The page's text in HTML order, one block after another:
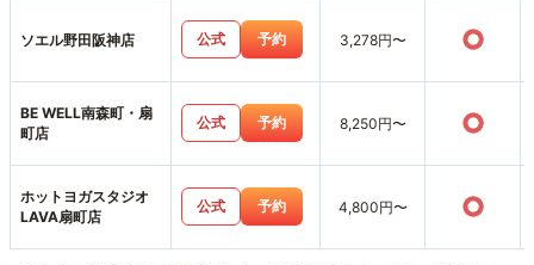
ソエル野田阪神店 公式 予約 3,278円〜 ○
BE WELL南森町・扇
町店
公式 予約 8,250円〜 ○
ホットヨガスタジオ
LAVA扇町店
公式 予約 4,800円〜 ○